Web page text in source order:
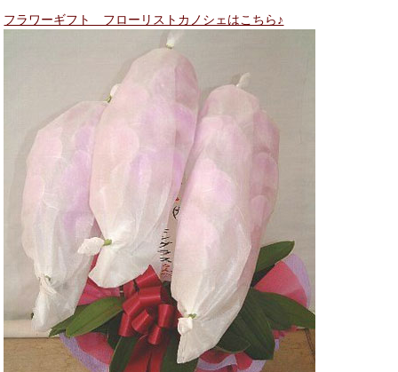
フラワーギフト フローリストカノシェはこちら♪